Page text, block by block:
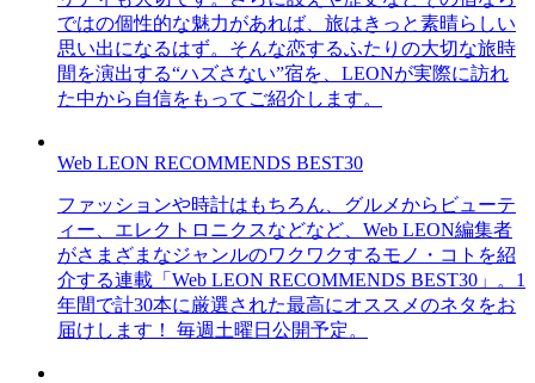
ではの個性的な魅力があれば、旅はきっと素晴らしい
思い出になるはず。そんな恋するふたりの大切な旅時
間を演出する“ハズさない”宿を、LEONが実際に訪れ
た中から自信をもってご紹介します。
Web LEON RECOMMENDS BEST30
ファッションや時計はもちろん、グルメからビューテ
ィー、エレクトロニクスなどなど、Web LEON編集者
がさまざまなジャンルのワクワクするモノ・コトを紹
介する連載「Web LEON RECOMMENDS BEST30」。1
年間で計30本に厳選された最高にオススメのネタをお
届けします！ 毎週土曜日公開予定。